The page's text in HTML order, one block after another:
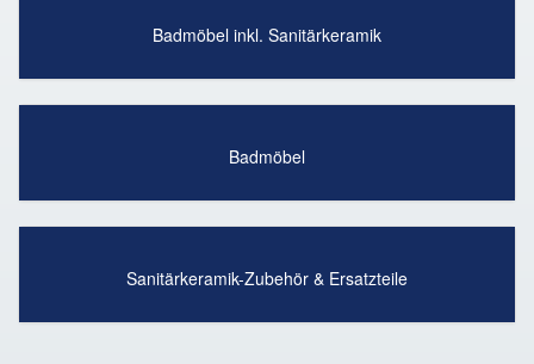
Badmöbel inkl. Sanitärkeramik
Badmöbel
Sanitärkeramik-Zubehör & Ersatzteile